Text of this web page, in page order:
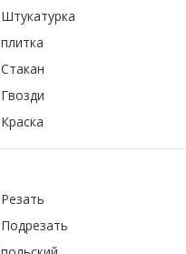
Штукатурка
плитка
Стакан
Гвозди
Краска
Резать
Подрезать